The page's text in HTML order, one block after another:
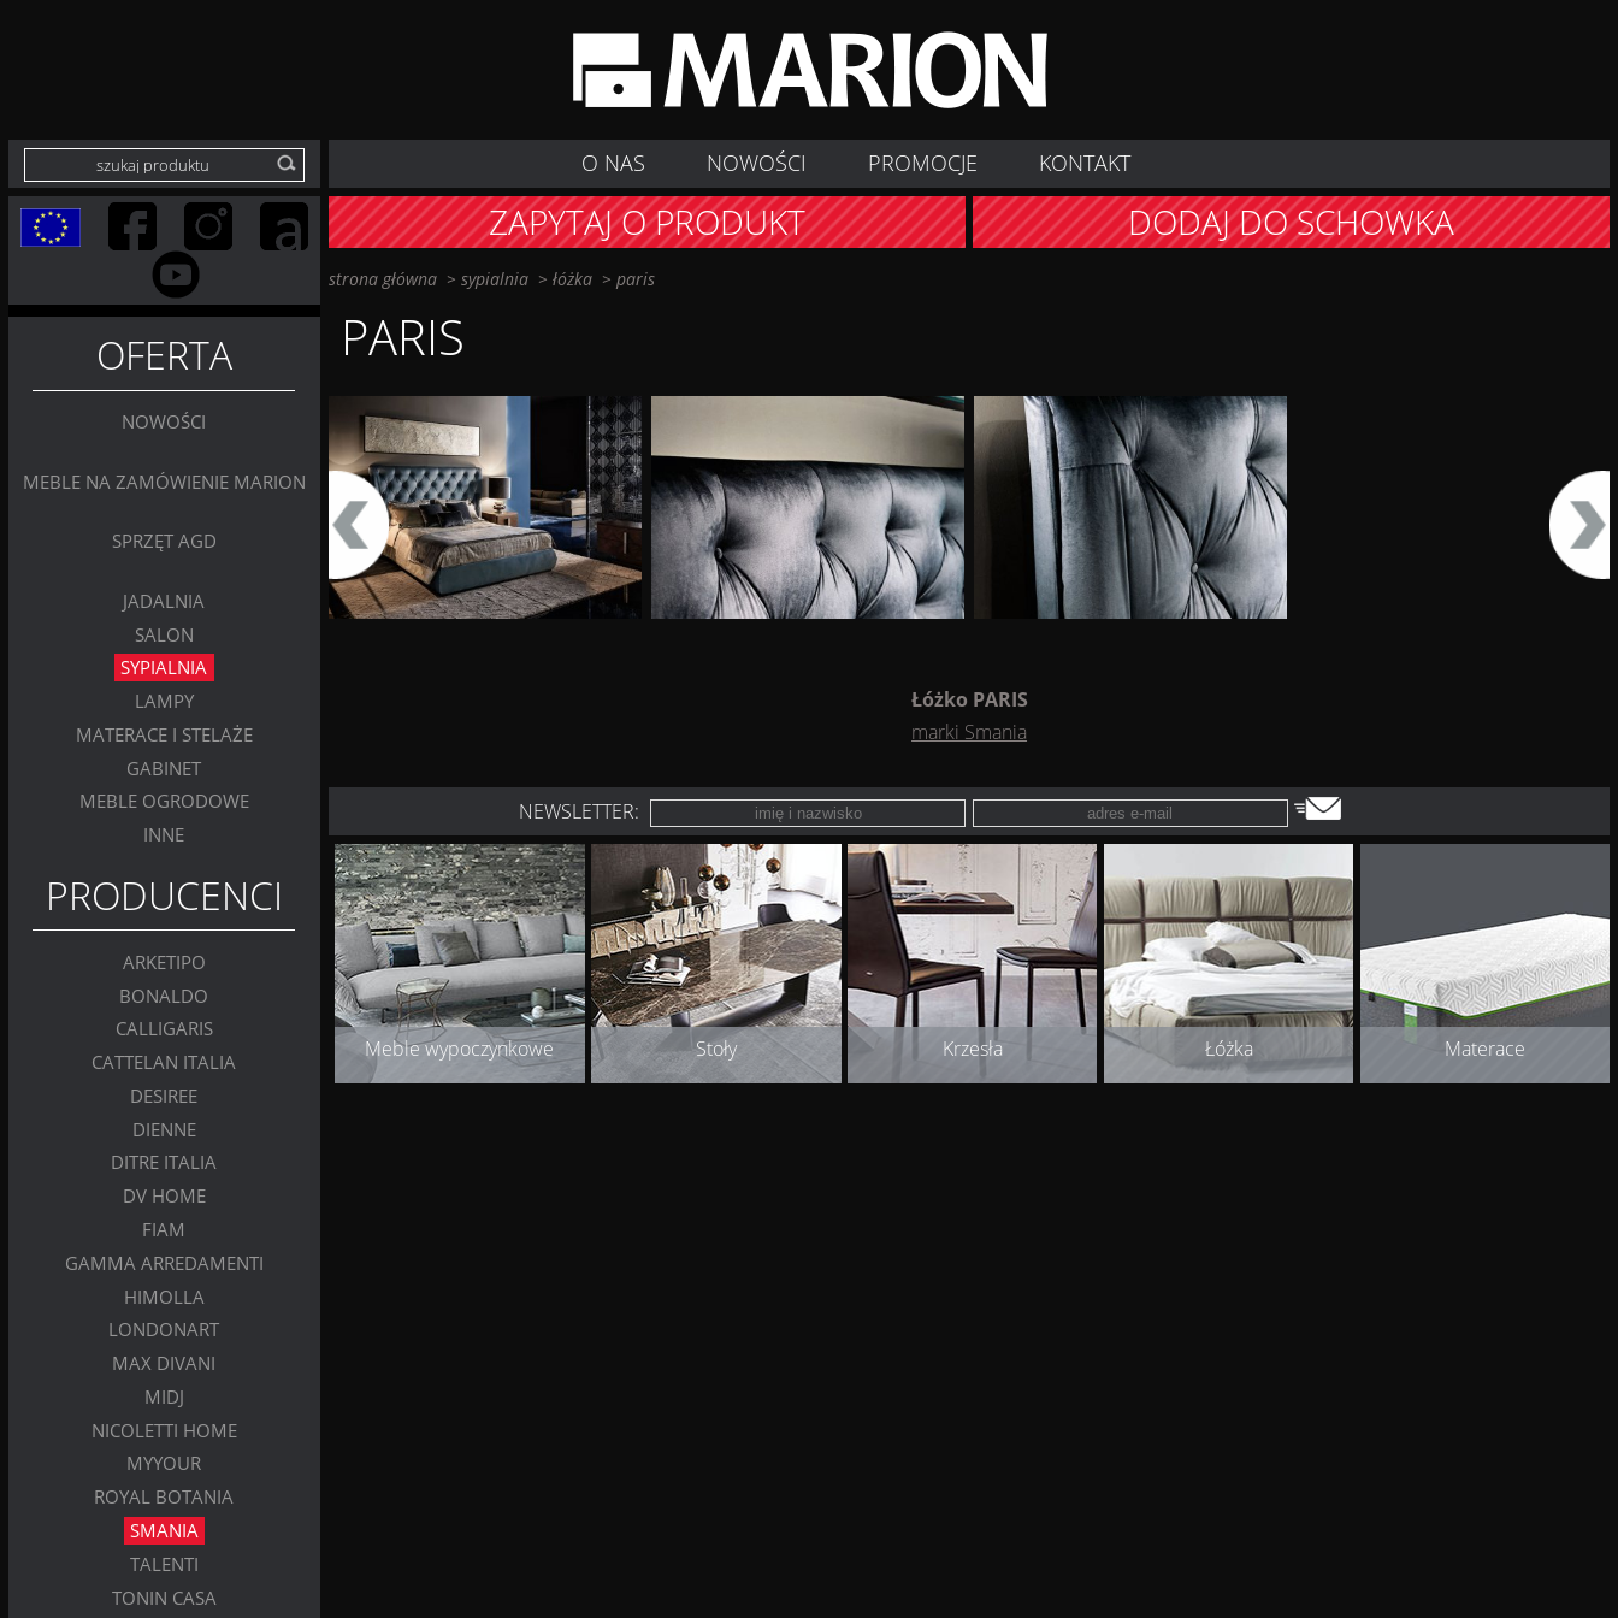
O NAS NOWOŚCI PROMOCJE KONTAKT
OFERTA
NOWOŚCI
MEBLE NA ZAMÓWIENIE MARION
SPRZĘT AGD
JADALNIA
SALON
SYPIALNIA
LAMPY
MATERACE I STELAŻE
GABINET
MEBLE OGRODOWE
INNE
PRODUCENCI
ARKETIPO
BONALDO
CALLIGARIS
CATTELAN ITALIA
DESIREE
DIENNE
DITRE ITALIA
DV HOME
FIAM
GAMMA ARREDAMENTI
HIMOLLA
LONDONART
MAX DIVANI
MIDJ
NICOLETTI HOME
MYYOUR
ROYAL BOTANIA
SMANIA
TALENTI
TONIN CASA
ZAPYTAJ O PRODUKT DODAJ DO SCHOWKA
strona główna> sypialnia> łóżka> paris
PARIS
Łóżko PARIS
marki Smania
NEWSLETTER:
Meble wypoczynkowe Stoły Krzesła Łóżka Materace